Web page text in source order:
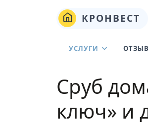
КРОНВЕСТ
УСЛУГИ
Сруб
ключ» и